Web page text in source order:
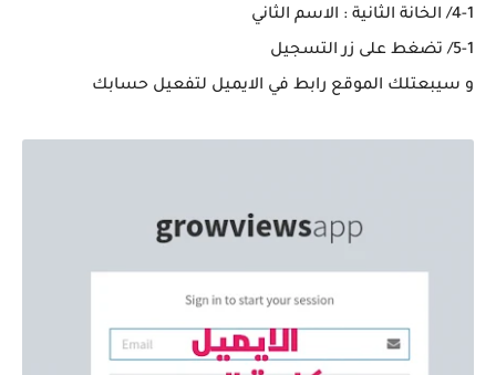
4-1/ الخانة الثانية : الاسم الثاني
5-1/ تضغط على زر التسجيل
و سيبعتلك الموقع رابط في الايميل لتفعيل حسابك